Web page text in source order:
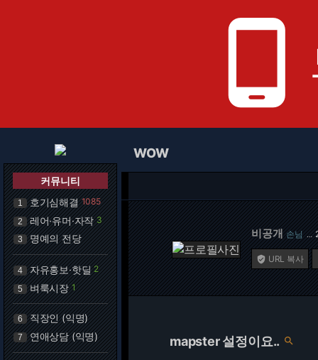
phone_android
커뮤니티
1 호기심해결 1085
2 레어·유머·자작 3
3 명예의 전당
4 자유홍보·핫딜 2
5 벼룩시장 1
6 직장인 (익명)
7 연애상담 (익명)
WOW
비공개 손님 …
 URL 복사
mapster 설정이요.. 